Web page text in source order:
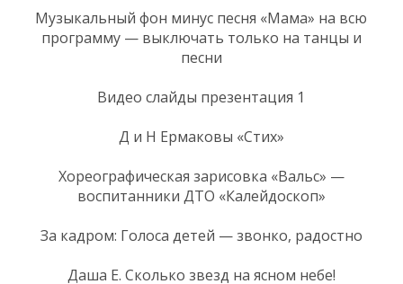
Музыкальный фон минус песня «Мама» на всю
программу — выключать только на танцы и
песни
Видео слайды презентация 1
Д и Н Ермаковы «Стих»
Хореографическая зарисовка «Вальс» —
воспитанники ДТО «Калейдоскоп»
За кадром: Голоса детей — звонко, радостно
Даша Е. Сколько звезд на ясном небе!